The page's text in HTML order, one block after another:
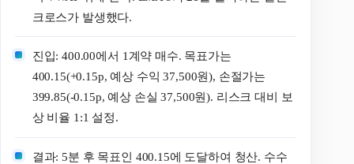
크로스가 발생했다.
진입: 400.00에서 1계약 매수. 목표가는
400.15(+0.15p, 예상 수익 37,500원), 손절가는
399.85(-0.15p, 예상 손실 37,500원). 리스크 대비 보
상 비율 1:1 설정.
결과: 5분 후 목표인 400.15에 도달하여 청산. 수수